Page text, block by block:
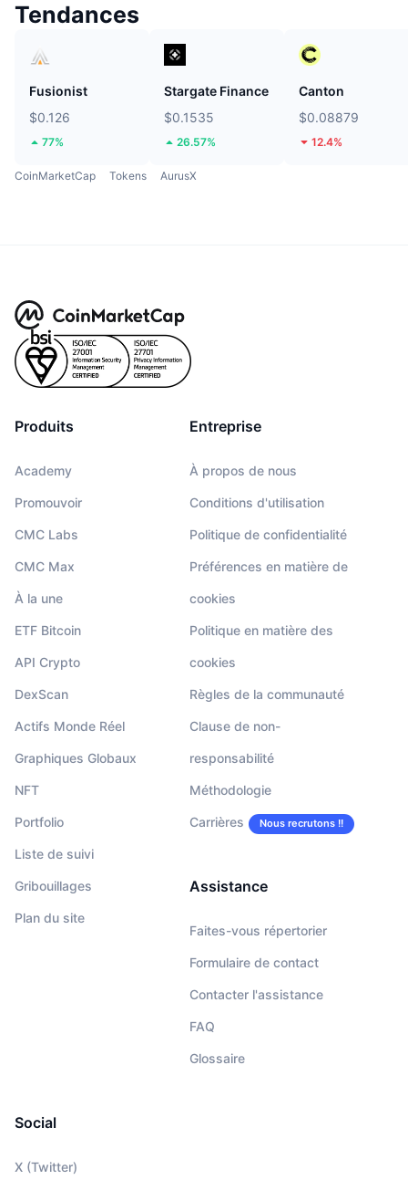
Tendances
Fusionist
$0.126
77%
Stargate Finance
$0.1535
26.57%
Canton
$0.08879
12.4%
CoinMarketCap Tokens AurusX
Produits
Academy
Promouvoir
CMC Labs
CMC Max
À la une
ETF Bitcoin
API Crypto
DexScan
Actifs Monde Réel
Graphiques Globaux
NFT
Portfolio
Liste de suivi
Gribouillages
Plan du site
Entreprise
À propos de nous
Conditions d'utilisation
Politique de confidentialité
Préférences en matière de
cookies
Politique en matière des
cookies
Règles de la communauté
Clause de non-
responsabilité
Méthodologie
Carrières Nous recrutons !!
Assistance
Faites-vous répertorier
Formulaire de contact
Contacter l'assistance
FAQ
Glossaire
Social
X (Twitter)